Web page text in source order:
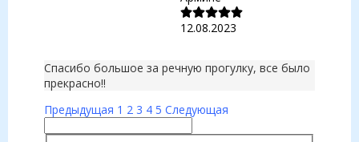
12.08.2023
Спасибо большое за речную прогулку, все было
прекрасно!!
Предыдущая 1 2 3 4 5 Следующая